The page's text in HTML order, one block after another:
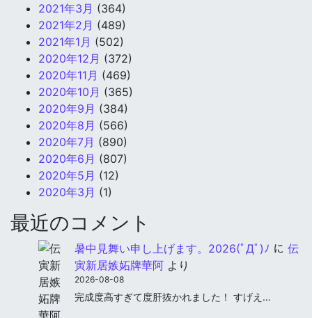
2021年3月 (364)
2021年2月 (489)
2021年1月 (502)
2020年12月 (372)
2020年11月 (469)
2020年10月 (365)
2020年9月 (384)
2020年8月 (566)
2020年7月 (890)
2020年6月 (807)
2020年5月 (12)
2020年3月 (1)
最近のコメント
暑中見舞い申し上げます。2026(ﾟДﾟ)ﾉ に 伝
寅新居嫉妬牌華阿 より
2026-08-08
完成度高すぎて度肝抜かれました！ すげえ…